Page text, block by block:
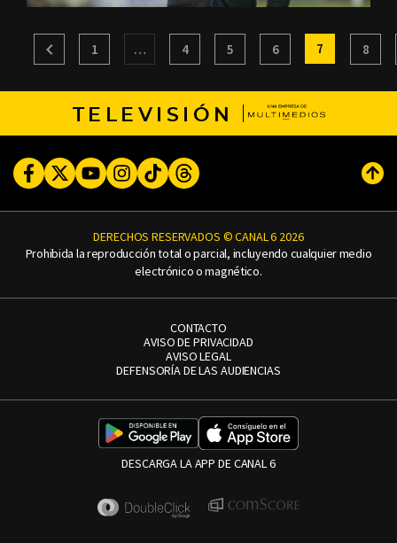
1 … 4 5 6 7 8
TELEVISIÓN
FacebookTwitterYoutubeInstagram
TikTokThreads
DERECHOS RESERVADOS © CANAL 6 2026
Prohibida la reproducción total o parcial, incluyendo cualquier medio
electrónico o magnético.
CONTACTO
AVISO DE PRIVACIDAD
AVISO LEGAL
DEFENSORÍA DE LAS AUDIENCIAS
DESCARGA LA APP DE CANAL 6